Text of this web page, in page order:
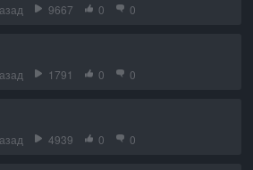
9667 0 0
1791 0 0
4939 0 0